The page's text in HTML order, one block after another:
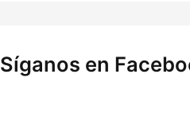
Síganos en